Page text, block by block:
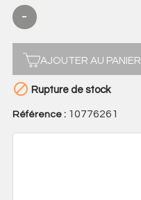
AJOUTER AU PANIER
 Rupture de stock
Référence : 10776261